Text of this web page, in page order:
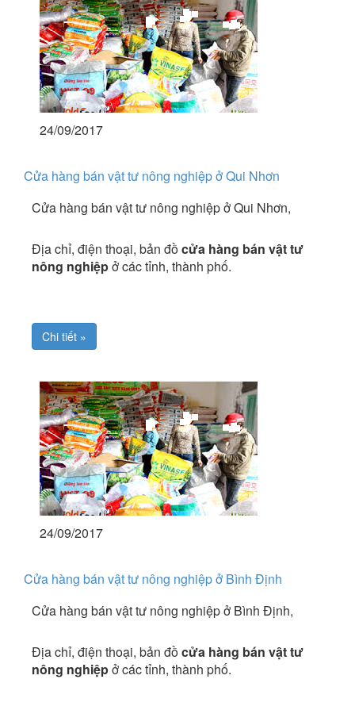
24/09/2017
Cửa hàng bán vật tư nông nghiệp ở Qui Nhơn
Cửa hàng bán vật tư nông nghiệp ở Qui Nhơn,
Địa chỉ, điện thoại, bản đồcửa hàng bán vật tư
nông nghiệpở các tỉnh, thành phố.
Chi tiết »
24/09/2017
Cửa hàng bán vật tư nông nghiệp ở Bình Định
Cửa hàng bán vật tư nông nghiệp ở Bình Định,
Địa chỉ, điện thoại, bản đồcửa hàng bán vật tư
nông nghiệpở các tỉnh, thành phố.